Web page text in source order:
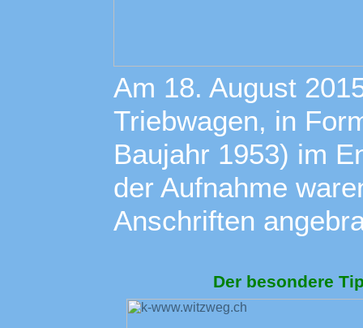
Am 18. August
Triebwagen, in
Baujahr 1953) im
der Aufnahme
Anschriften
Der besondere